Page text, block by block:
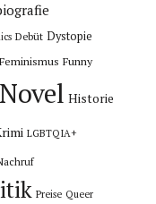
Debüt Dystopie
Feminismus Funny
Historie
LGBTQIA+
Preise Queer